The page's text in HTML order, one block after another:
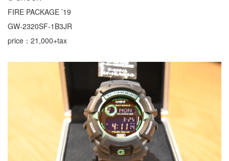
FIRE PACKAGE ’19
GW-2320SF-1B3JR
price：21,000+tax